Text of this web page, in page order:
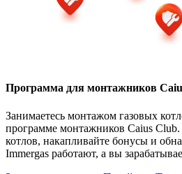
Программа для монтажников
Занимаетесь монтажом газовых
программе монтажников Caius Club.
котлов, накапливайте бонусы и
Immergas работают, а вы